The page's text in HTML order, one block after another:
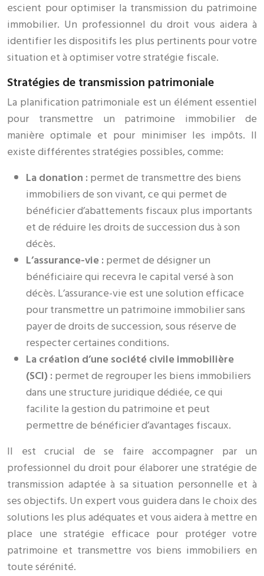
escient pour optimiser la transmission du patrimoine
immobilier. Un professionnel du droit vous aidera à
identifier les dispositifs les plus pertinents pour votre
situation et à optimiser votre stratégie fiscale.
Stratégies de transmission patrimoniale
La planification patrimoniale est un élément essentiel
pour transmettre un patrimoine immobilier de
manière optimale et pour minimiser les impôts. Il
existe différentes stratégies possibles, comme:
La donation :permet de transmettre des biens
immobiliers de son vivant, ce qui permet de
bénéficier d’abattements fiscaux plus importants
et de réduire les droits de succession dus à son
décès.
L’assurance-vie :permet de désigner un
bénéficiaire qui recevra le capital versé à son
décès. L’assurance-vie est une solution efficace
pour transmettre un patrimoine immobilier sans
payer de droits de succession, sous réserve de
respecter certaines conditions.
La création d’une société civile immobilière
(SCI) :permet de regrouper les biens immobiliers
dans une structure juridique dédiée, ce qui
facilite la gestion du patrimoine et peut
permettre de bénéficier d’avantages fiscaux.
Il est crucial de se faire accompagner par un
professionnel du droit pour élaborer une stratégie de
transmission adaptée à sa situation personnelle et à
ses objectifs. Un expert vous guidera dans le choix des
solutions les plus adéquates et vous aidera à mettre en
place une stratégie efficace pour protéger votre
patrimoine et transmettre vos biens immobiliers en
toute sérénité.